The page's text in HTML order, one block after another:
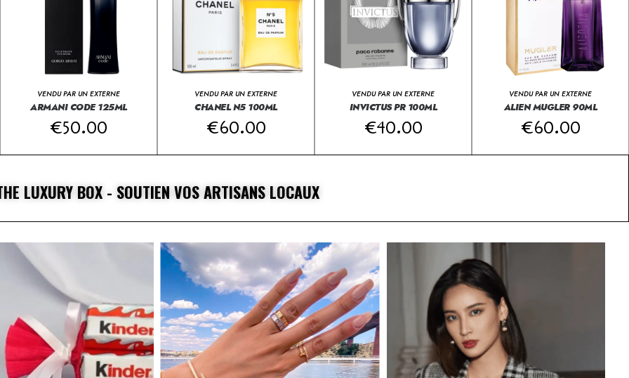
VENDU PAR UN EXTERNE
ARMANI CODE 125ML
€50.00
VENDU PAR UN EXTERNE
CHANEL N5 100ML
€60.00
VENDU PAR UN EXTERNE
INVICTUS PR 100ML
€40.00
VENDU PAR UN EXTERNE
ALIEN MUGLER 90ML
€60.00
LUXURY BOX - SOUTIEN VOS ARTISANS LOCAUX